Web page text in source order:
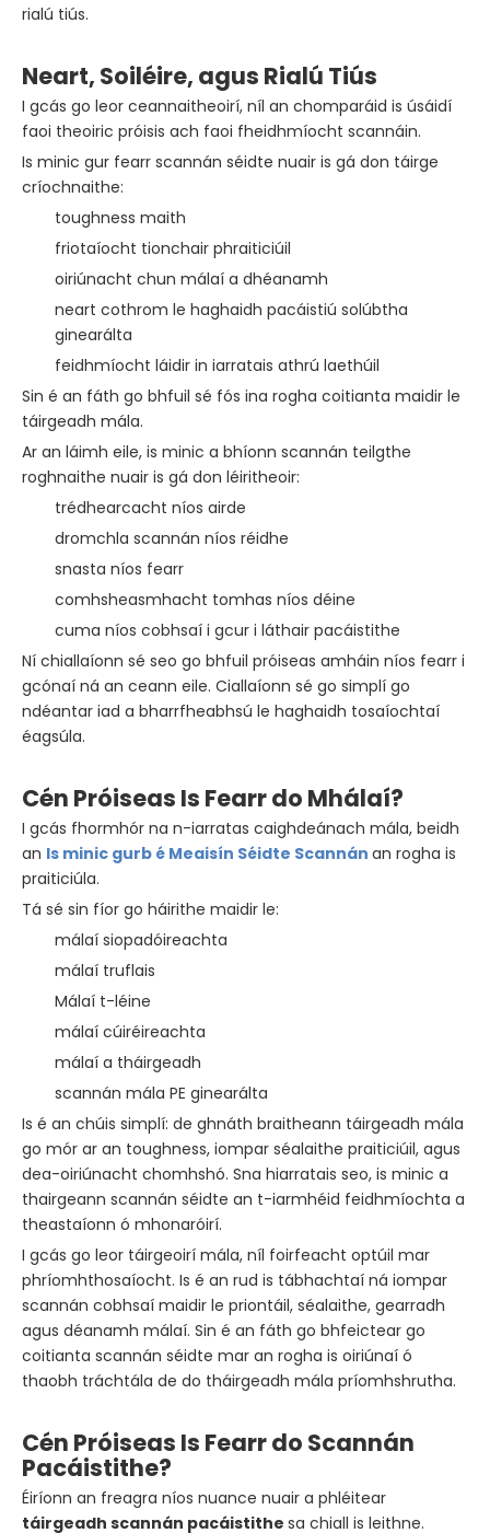
rialú tiús.
Neart, Soiléire, agus Rialú Tiús
I gcás go leor ceannaitheoirí, níl an chomparáid is úsáidí
faoi theoiric próisis ach faoi fheidhmíocht scannáin.
Is minic gur fearr scannán séidte nuair is gá don táirge
críochnaithe:
toughness maith
friotaíocht tionchair phraiticiúil
oiriúnacht chun málaí a dhéanamh
neart cothrom le haghaidh pacáistiú solúbtha
ginearálta
feidhmíocht láidir in iarratais athrú laethúil
Sin é an fáth go bhfuil sé fós ina rogha coitianta maidir le
táirgeadh mála.
Ar an láimh eile, is minic a bhíonn scannán teilgthe
roghnaithe nuair is gá don léiritheoir:
trédhearcacht níos airde
dromchla scannán níos réidhe
snasta níos fearr
comhsheasmhacht tomhas níos déine
cuma níos cobhsaí i gcur i láthair pacáistithe
Ní chiallaíonn sé seo go bhfuil próiseas amháin níos fearr i
gcónaí ná an ceann eile. Ciallaíonn sé go simplí go
ndéantar iad a bharrfheabhsú le haghaidh tosaíochtaí
éagsúla.
Cén Próiseas Is Fearr do Mhálaí?
I gcás fhormhór na n-iarratas caighdeánach mála, beidh
an Is minic gurb é Meaisín Séidte Scannán an rogha is
praiticiúla.
Tá sé sin fíor go háirithe maidir le:
málaí siopadóireachta
málaí truflais
Málaí t-léine
málaí cúiréireachta
málaí a tháirgeadh
scannán mála PE ginearálta
Is é an chúis simplí: de ghnáth braitheann táirgeadh mála
go mór ar an toughness, iompar séalaithe praiticiúil, agus
dea-oiriúnacht chomhshó. Sna hiarratais seo, is minic a
thairgeann scannán séidte an t-iarmhéid feidhmíochta a
theastaíonn ó mhonaróirí.
I gcás go leor táirgeoirí mála, níl foirfeacht optúil mar
phríomhthosaíocht. Is é an rud is tábhachtaí ná iompar
scannán cobhsaí maidir le priontáil, séalaithe, gearradh
agus déanamh málaí. Sin é an fáth go bhfeictear go
coitianta scannán séidte mar an rogha is oiriúnaí ó
thaobh tráchtála de do tháirgeadh mála príomhshrutha.
Cén Próiseas Is Fearr do Scannán
Pacáistithe?
Éiríonn an freagra níos nuance nuair a phléitear
táirgeadh scannán pacáistithe sa chiall is leithne.